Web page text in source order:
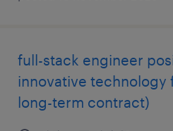
full-stack engineer
innovative technology
long-term contract)